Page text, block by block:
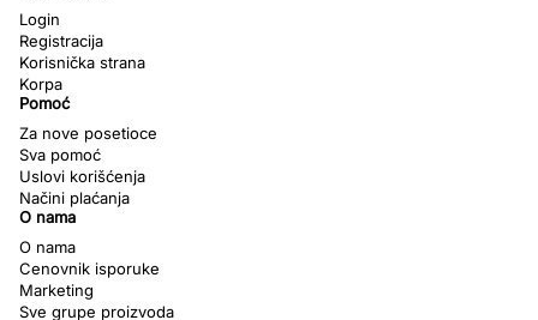
Login
Registracija
Korisnička strana
Korpa
Pomoć
Za nove posetioce
Sva pomoć
Uslovi korišćenja
Načini plaćanja
O nama
O nama
Cenovnik isporuke
Marketing
Sve grupe proizvoda